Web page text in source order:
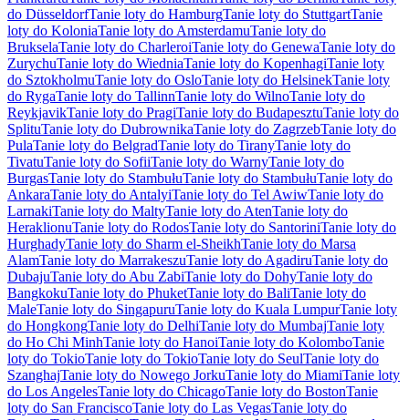
do DüsseldorfTanie loty do HamburgTanie loty do StuttgartTanie
loty do KoloniaTanie loty do AmsterdamuTanie loty do
BrukselaTanie loty do CharleroiTanie loty do GenewaTanie loty do
ZurychuTanie loty do WiedniaTanie loty do KopenhagiTanie loty
do SztokholmuTanie loty do OsloTanie loty do HelsinekTanie loty
do RygaTanie loty do TallinnTanie loty do WilnoTanie loty do
ReykjavikTanie loty do PragiTanie loty do BudapesztuTanie loty do
SplituTanie loty do DubrownikaTanie loty do ZagrzebTanie loty do
PulaTanie loty do BelgradTanie loty do TiranyTanie loty do
TivatuTanie loty do SofiiTanie loty do WarnyTanie loty do
BurgasTanie loty do StambułuTanie loty do StambułuTanie loty do
AnkaraTanie loty do AntalyiTanie loty do Tel AwiwTanie loty do
LarnakiTanie loty do MaltyTanie loty do AtenTanie loty do
HeraklionuTanie loty do RodosTanie loty do SantoriniTanie loty do
HurghadyTanie loty do Sharm el-SheikhTanie loty do Marsa
AlamTanie loty do MarrakeszuTanie loty do AgadiruTanie loty do
DubajuTanie loty do Abu ZabiTanie loty do DohyTanie loty do
BangkokuTanie loty do PhuketTanie loty do BaliTanie loty do
MaleTanie loty do SingapuruTanie loty do Kuala LumpurTanie loty
do HongkongTanie loty do DelhiTanie loty do MumbajTanie loty
do Ho Chi MinhTanie loty do HanoiTanie loty do KolomboTanie
loty do TokioTanie loty do TokioTanie loty do SeulTanie loty do
SzanghajTanie loty do Nowego JorkuTanie loty do MiamiTanie loty
do Los AngelesTanie loty do ChicagoTanie loty do BostonTanie
loty do San FranciscoTanie loty do Las VegasTanie loty do